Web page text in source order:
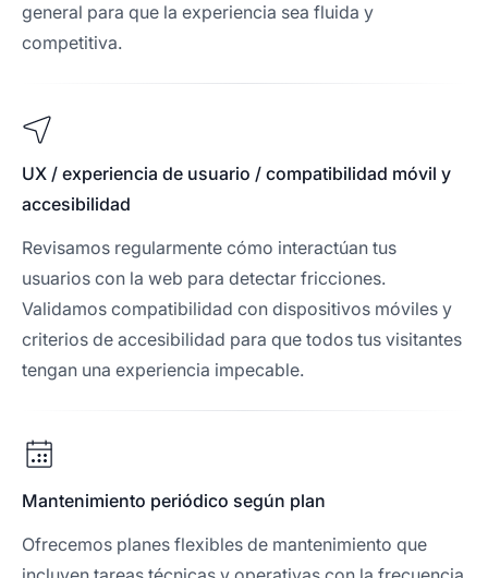
general para que la experiencia sea fluida y
competitiva.
UX / experiencia de usuario / compatibilidad móvil y
accesibilidad
Revisamos regularmente cómo interactúan tus
usuarios con la web para detectar fricciones.
Validamos compatibilidad con dispositivos móviles y
criterios de accesibilidad para que todos tus visitantes
tengan una experiencia impecable.
Mantenimiento periódico según plan
Ofrecemos planes flexibles de mantenimiento que